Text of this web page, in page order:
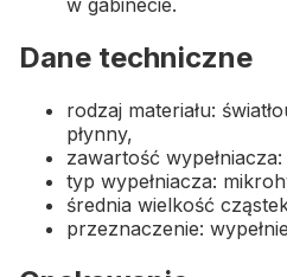
w gabinecie.
Dane techniczne
rodzaj materiału:
płynny,
zawartość
typ wypełniacza:
średnia wielkość
przeznaczenie: